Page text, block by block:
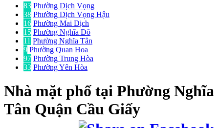
83 Phường Dịch Vọng
38 Phường Dịch Vọng Hậu
16 Phường Mai Dịch
15 Phường Nghĩa Đô
11 Phường Nghĩa Tân
9 Phường Quan Hoa
97 Phường Trung Hòa
33 Phường Yên Hòa
Nhà mặt phố tại Phường Nghĩa
Tân Quận Cầu Giấy